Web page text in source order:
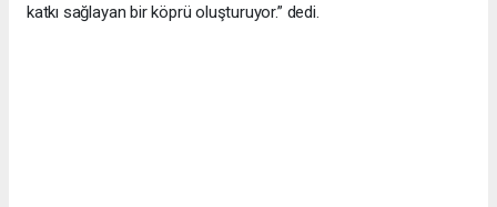
katkı sağlayan bir köprü oluşturuyor.” dedi.